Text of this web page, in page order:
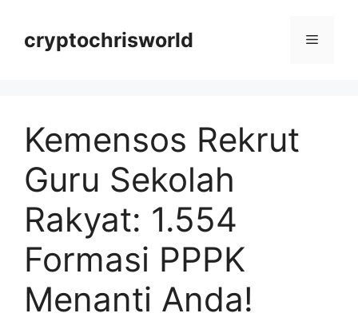
cryptochrisworld Menu
Kemensos Rekrut
Guru Sekolah
Rakyat: 1.554
Formasi PPPK
Menanti Anda!